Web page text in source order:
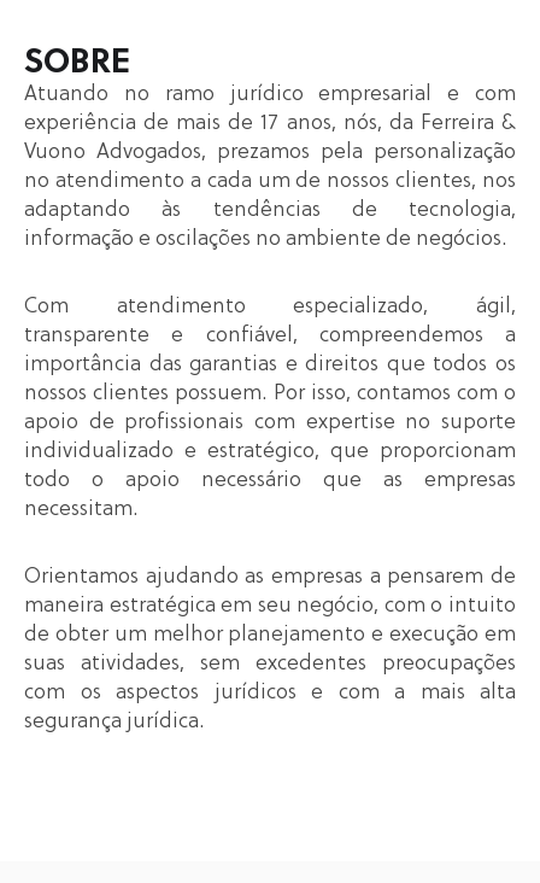
SOBRE
Atuando no ramo jurídico empresarial e com
experiência de mais de 17 anos, nós, da Ferreira &
Vuono Advogados, prezamos pela personalização
no atendimento a cada um de nossos clientes, nos
adaptando às tendências de tecnologia,
informação e oscilações no ambiente de negócios.
Com atendimento especializado, ágil,
transparente e confiável, compreendemos a
importância das garantias e direitos que todos os
nossos clientes possuem. Por isso, contamos com o
apoio de profissionais com expertise no suporte
individualizado e estratégico, que proporcionam
todo o apoio necessário que as empresas
necessitam.
Orientamos ajudando as empresas a pensarem de
maneira estratégica em seu negócio, com o intuito
de obter um melhor planejamento e execução em
suas atividades, sem excedentes preocupações
com os aspectos jurídicos e com a mais alta
segurança jurídica.